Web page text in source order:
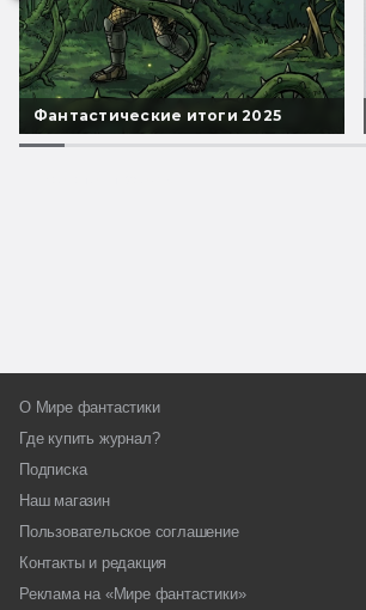
Фантастические итоги 2025
О Мире фантастики
Где купить журнал?
Подписка
Наш магазин
Пользовательское соглашение
Контакты и редакция
Реклама на «Мире фантастики»